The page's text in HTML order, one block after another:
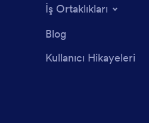
İş Ortaklıkları
Blog
Kullanıcı Hikayeleri